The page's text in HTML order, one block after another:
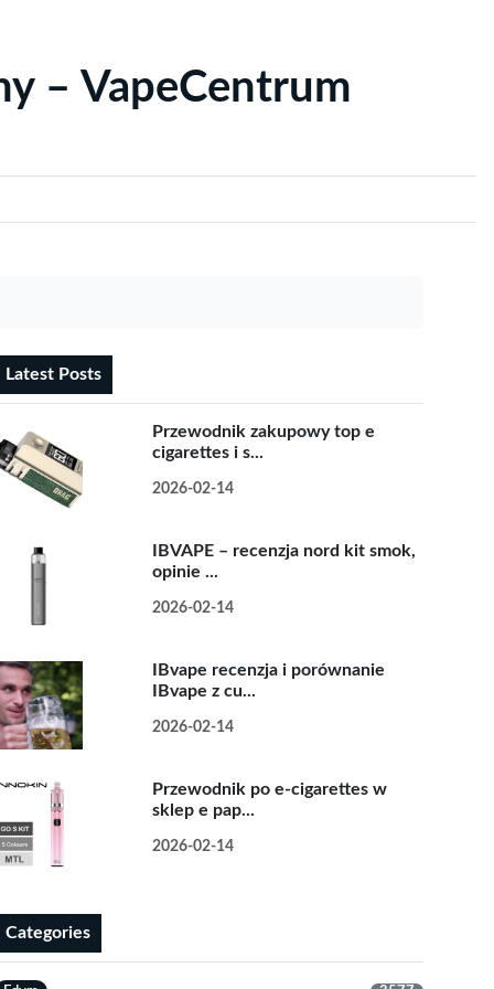
– VapeCentrum
Latest Posts
Przewodnik zakupowy top e
cigarettes i s...
2026-02-14
IBVAPE – recenzja nord kit smok,
opinie ...
2026-02-14
IBvape recenzja i porównanie
IBvape z cu...
2026-02-14
Przewodnik po e-cigarettes w
sklep e pap...
2026-02-14
Categories